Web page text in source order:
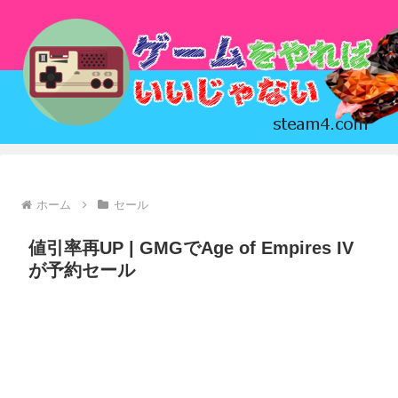
ホーム セール
値引率再UP | GMGでAge of Empires IV
が予約セール